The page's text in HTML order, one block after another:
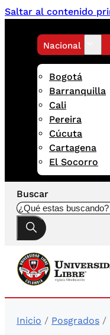
Saltar al contenido
Nacional
Bogotá
Barranquilla
Cali
Pereira
Cúcuta
Cartagena
El Socorro
Buscar
Inicio / Posgrados /